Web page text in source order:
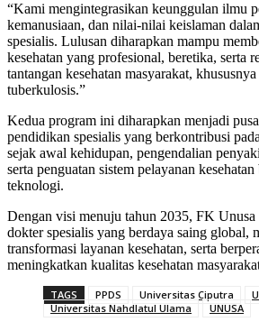
“Kami mengintegrasikan keunggulan ilmu
kemanusiaan, dan nilai-nilai keislaman
spesialis. Lulusan diharapkan mampu
kesehatan yang profesional, beretika, serta
tantangan kesehatan masyarakat,
tuberkulosis.”
Kedua program ini diharapkan menjadi
pendidikan spesialis yang berkontribusi
sejak awal kehidupan, pengendalian
serta penguatan sistem pelayanan
teknologi.
Dengan visi menuju tahun 2035, FK Unusa
dokter spesialis yang berdaya saing global,
transformasi layanan kesehatan, serta
meningkatkan kualitas kesehatan
TAGS PPDS Universitas Ciputra
Universitas Nahdlatul Ulama
UNUSA